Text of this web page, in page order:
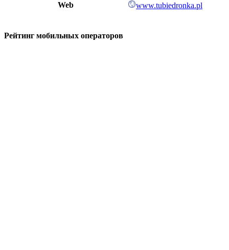
Web www.tubiedronka.pl
Рейтинг мобильных операторов